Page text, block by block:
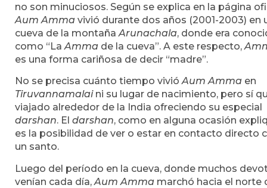
no son minuciosos. Según se explica en la página
Aum Amma vivió durante dos años (2001-2003) en
cueva de la montañaArunachala, donde era
como “LaAmma de la cueva”. A este respecto,
es una forma cariñosa de decir “madre”.
No se precisa cuánto tiempo vivióAum Amma en
Tiruvannamalaini su lugar de nacimiento, pero sí
viajado alrededor de la India ofreciendo su especial
darshan. El darshan, como en alguna ocasión
es la posibilidad de ver o estar en contacto directo
un santo.
Luego del período en la cueva, donde muchos
venían cada día, Aum Amma marchó hacia el norte